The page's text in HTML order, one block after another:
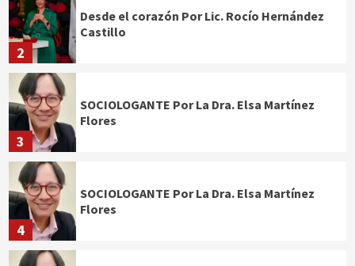
2
Desde el corazón Por Lic. Rocío Hernández
Castillo
3
SOCIOLOGANTE Por La Dra. Elsa Martínez
Flores
4
SOCIOLOGANTE Por La Dra. Elsa Martínez
Flores